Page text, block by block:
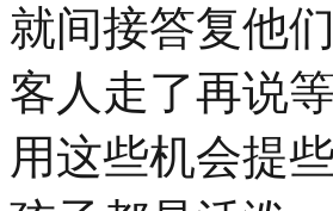
就间接答复他
客人走了再说
用这些机会提